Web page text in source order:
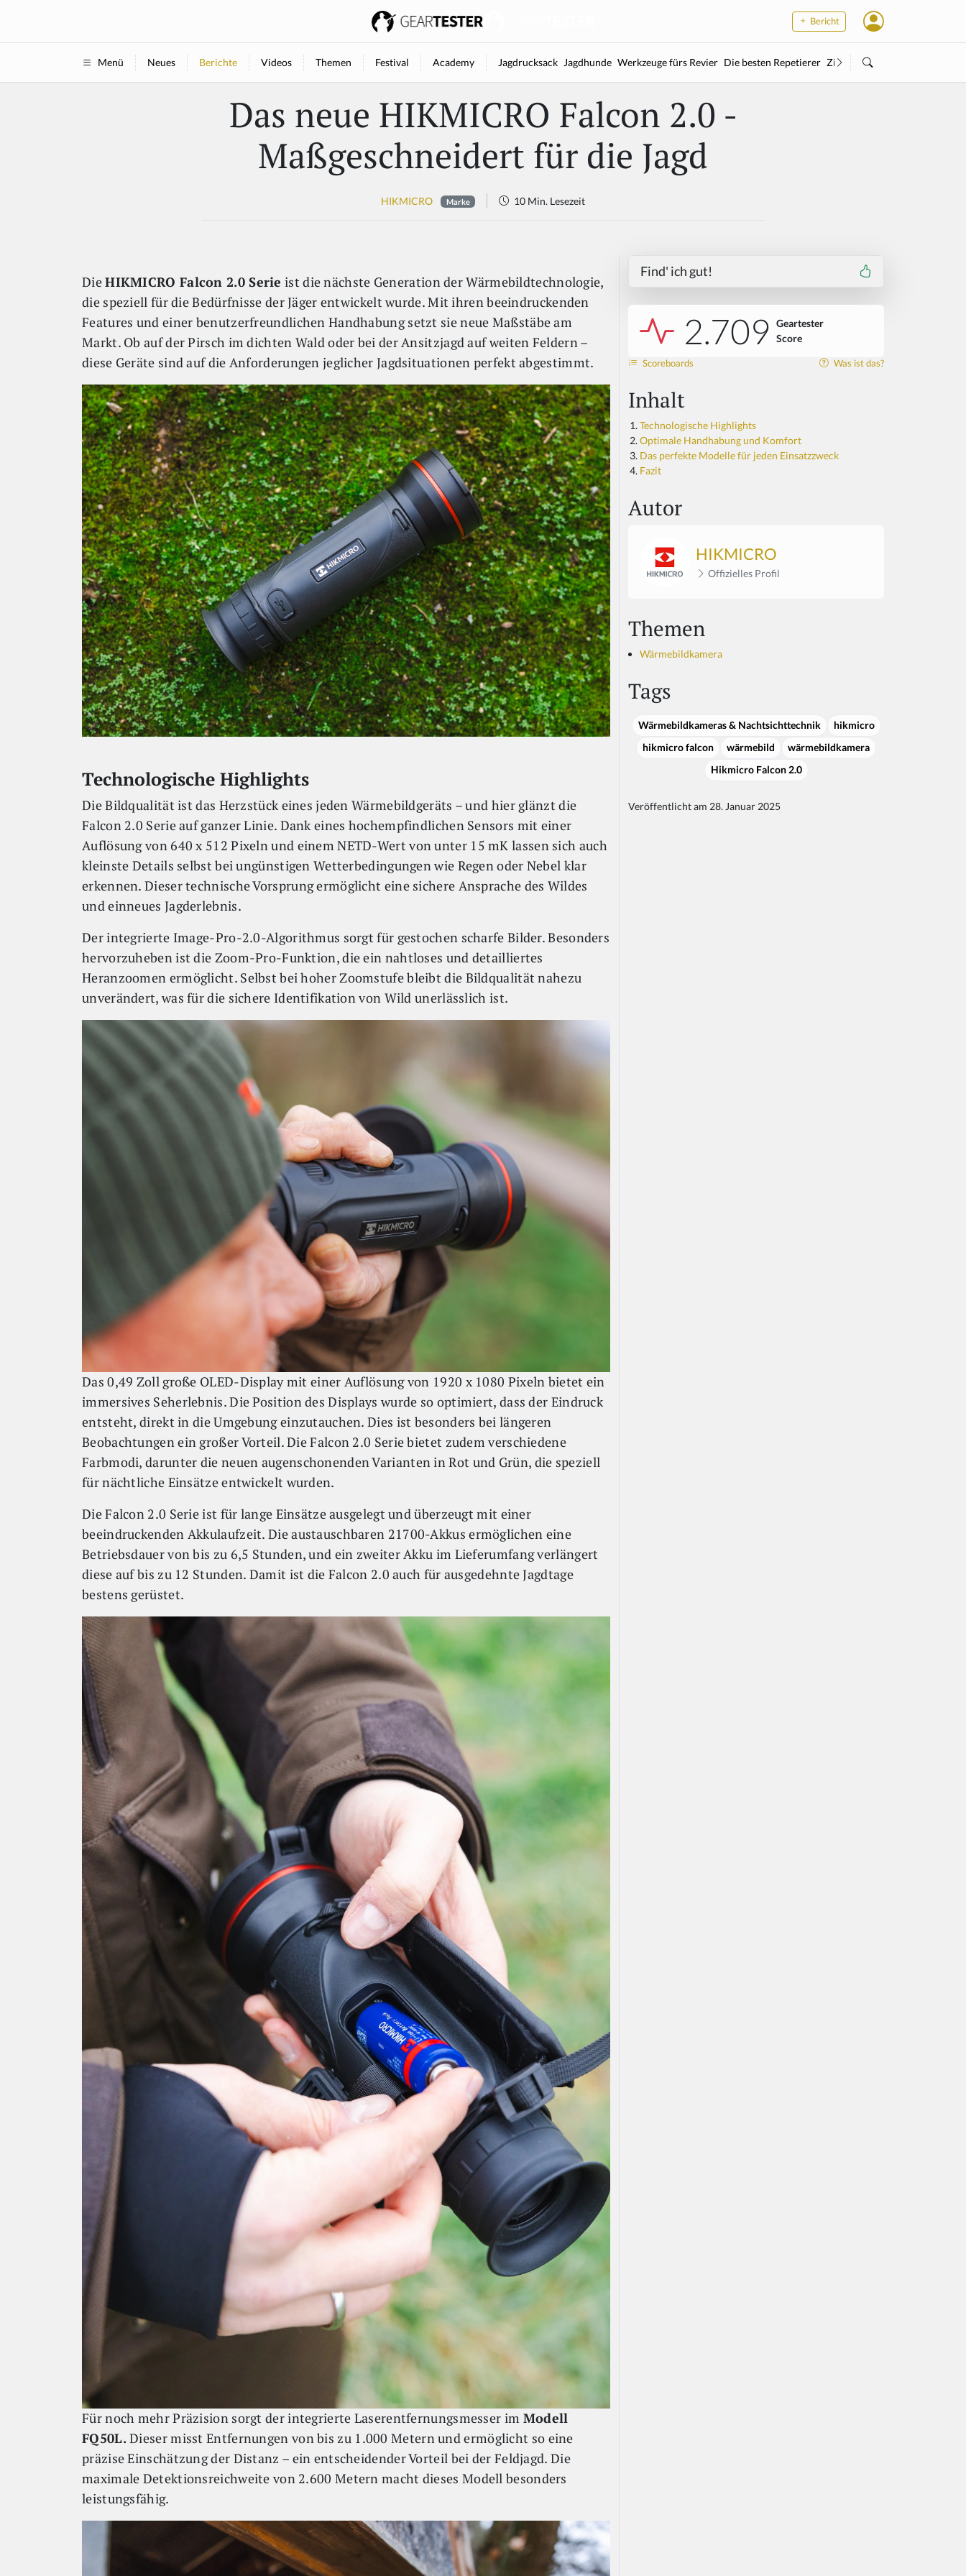
Bericht
Menü Neues Berichte Videos Themen Festival Academy Jagdrucksack Jagdhunde Werkzeuge fürs Revier Die besten Repetierer Zielstock
Das neue HIKMICRO Falcon 2.0 -
Maßgeschneidert für die Jagd
HIKMICRO Marke 10 Min. Lesezeit
DieHIKMICRO Falcon 2.0 Serie ist die nächste Generation der Wärmebildtechnologie,
die speziell für die Bedürfnisse der Jäger entwickelt wurde. Mit ihren beeindruckenden
Features und einer benutzerfreundlichen Handhabung setzt sie neue Maßstäbe am
Markt. Ob auf der Pirsch im dichten Wald oder bei der Ansitzjagd auf weiten Feldern –
diese Geräte sind auf die Anforderungen jeglicher Jagdsituationen perfekt abgestimmt.
Technologische Highlights
Die Bildqualität ist das Herzstück eines jeden Wärmebildgeräts – und hier glänzt die
Falcon 2.0 Serie auf ganzer Linie. Dank eines hochempfindlichen Sensors mit einer
Auflösung von 640 x 512 Pixeln und einem NETD-Wert von unter 15 mK lassen sich auch
kleinste Details selbst bei ungünstigen Wetterbedingungen wie Regen oder Nebel klar
erkennen. Dieser technische Vorsprung ermöglicht eine sichere Ansprache des Wildes
und einneues Jagderlebnis.
Der integrierte Image-Pro-2.0-Algorithmus sorgt für gestochen scharfe Bilder. Besonders
hervorzuheben ist die Zoom-Pro-Funktion, die ein nahtloses und detailliertes
Heranzoomen ermöglicht. Selbst bei hoher Zoomstufe bleibt die Bildqualität nahezu
unverändert, was für die sichere Identifikation von Wild unerlässlich ist.
Das 0,49 Zoll große OLED-Display mit einer Auflösung von 1920 x 1080 Pixeln bietet ein
immersives Seherlebnis. Die Position des Displays wurde so optimiert, dass der Eindruck
entsteht, direkt in die Umgebung einzutauchen. Dies ist besonders bei längeren
Beobachtungen ein großer Vorteil. Die Falcon 2.0 Serie bietet zudem verschiedene
Farbmodi, darunter die neuen augenschonenden Varianten in Rot und Grün, die speziell
für nächtliche Einsätze entwickelt wurden.
Die Falcon 2.0 Serie ist für lange Einsätze ausgelegt und überzeugt mit einer
beeindruckenden Akkulaufzeit. Die austauschbaren 21700-Akkus ermöglichen eine
Betriebsdauer von bis zu 6,5 Stunden, und ein zweiter Akku im Lieferumfang verlängert
diese auf bis zu 12 Stunden. Damit ist die Falcon 2.0 auch für ausgedehnte Jagdtage
bestens gerüstet.
Für noch mehr Präzision sorgt der integrierte Laserentfernungsmesser im Modell
FQ50L.Dieser misst Entfernungen von bis zu 1.000 Metern und ermöglicht so eine
präzise Einschätzung der Distanz – ein entscheidender Vorteil bei der Feldjagd. Die
maximale Detektionsreichweite von 2.600 Metern macht dieses Modell besonders
leistungsfähig.
Find' ich gut!
2.709 Geartester
Score
Scoreboards Was ist das?
Inhalt
Technologische Highlights
Optimale Handhabung und Komfort
Das perfekte Modelle für jeden Einsatzzweck
Fazit
Autor
HIKMICRO
Offizielles Profil
Themen
Wärmebildkamera
Tags
Wärmebildkameras & Nachtsichttechnik
hikmicro
hikmicro falcon
wärmebild
wärmebildkamera
Hikmicro Falcon 2.0
Veröffentlicht am 28. Januar 2025